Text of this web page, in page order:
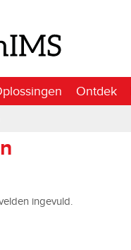
Ontdek
ingevuld.